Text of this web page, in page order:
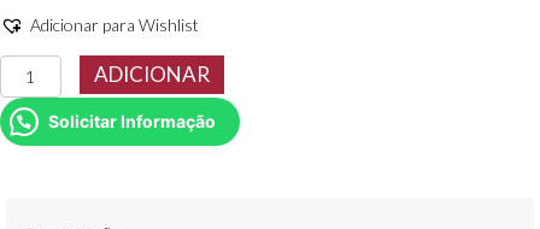
Adicionar para Wishlist
Quantidade
de
Vinho
Tinto
ADICIONAR
Solicitar Informação